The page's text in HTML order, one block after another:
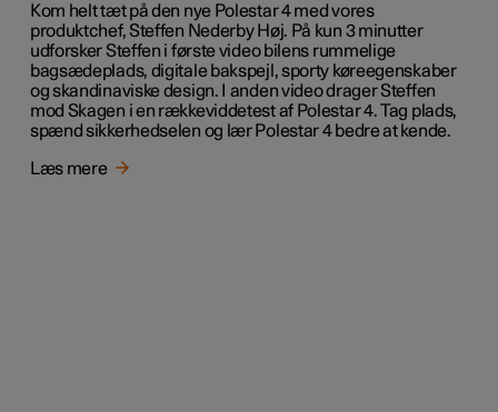
Kom helt tæt på den nye Polestar 4 med vores
produktchef, Steffen Nederby Høj. På kun 3 minutter
udforsker Steffen i første video bilens rummelige
bagsædeplads, digitale bakspejl, sporty køreegenskaber
og skandinaviske design. I anden video drager Steffen
mod Skagen i en rækkeviddetest af Polestar 4. Tag plads,
spænd sikkerhedselen og lær Polestar 4 bedre at kende.
Læs mere